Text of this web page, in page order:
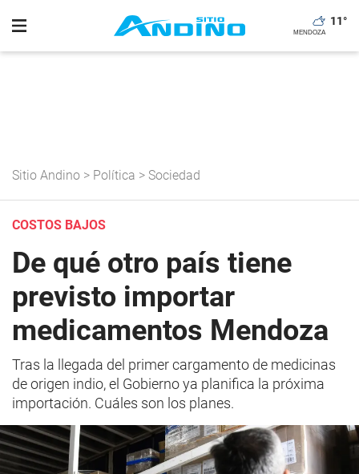
11°
Sitio Andino > Política > Sociedad
COSTOS BAJOS
De qué otro país tiene
previsto importar
medicamentos Mendoza
Tras la llegada del primer cargamento de medicinas
de origen indio, el Gobierno ya planifica la próxima
importación. Cuáles son los planes.